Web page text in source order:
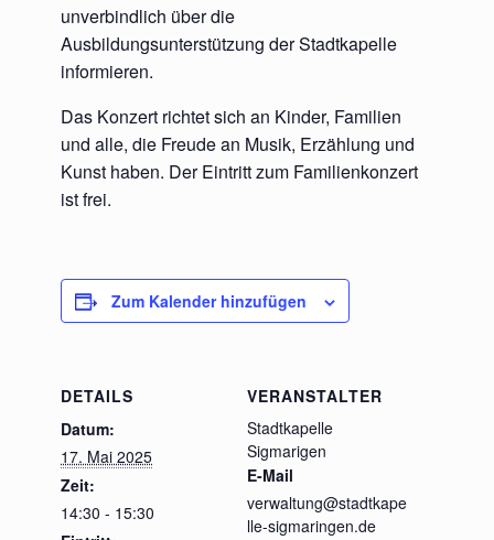
unverbindlich über die
Ausbildungsunterstützung der Stadtkapelle
informieren.
Das Konzert richtet sich an Kinder, Familien
und alle, die Freude an Musik, Erzählung und
Kunst haben. Der Eintritt zum Familienkonzert
ist frei.
Zum Kalender hinzufügen
DETAILS
Datum:
17. Mai 2025
Zeit:
14:30 - 15:30
VERANSTALTER
Stadtkapelle
Sigmarigen
E-Mail
verwaltung@stadtkape
lle-sigmaringen.de